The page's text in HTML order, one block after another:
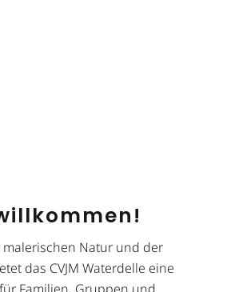
Natur und der
das CVJM Waterdelle eine
Familien, Gruppen und